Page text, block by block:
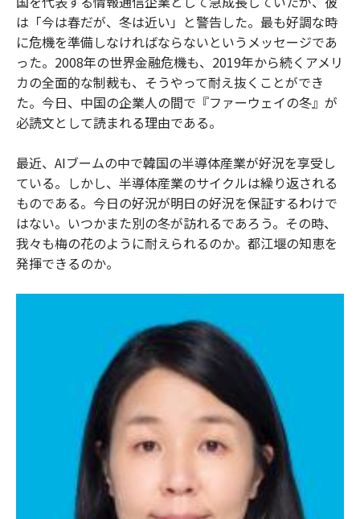
は「今は春だが、冬は近い」と警告した。最も好調な時
に危機を準備しなければならないというメッセージであ
った。2008年の世界金融危機も、2019年から続くアメリ
カの全面的な制裁も、そうやって耐え抜くことができ
た。今日、中国の企業人の間で『ファーウェイの冬』が
必読文として読まれる理由である。
最近、AIブームの中で韓国の半導体産業が好況を享受し
ている。しかし、半導体産業のサイクルは繰り返される
ものである。今日の好況が明日の好況を保証するわけで
はない。いつかまた別の冬が訪れるであろう。その時、
我々も梅の花のように耐えられるのか。都江堰の知恵を
発揮できるのか。